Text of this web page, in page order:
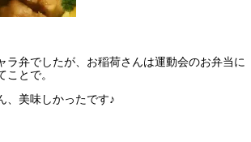
ラ弁でしたが、お稲荷さんは運動会のお弁当に
ことで。
、美味しかったです♪